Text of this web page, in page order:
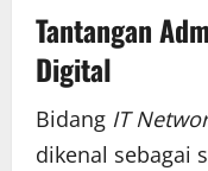
Tantangan
Digital
Bidang IT
dikenal sebagai